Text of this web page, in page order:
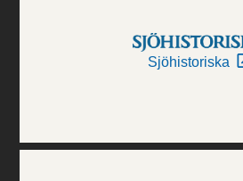
Sjöhistoriska